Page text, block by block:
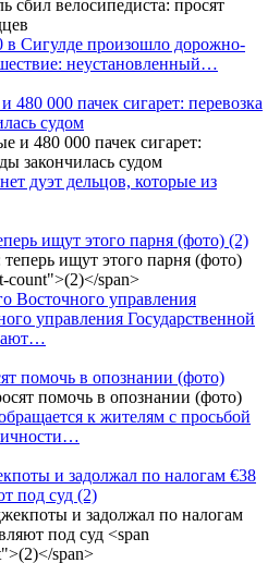
в Сигулде произошло дорожно-
неустановленный…
000 пачек сигарет: перевозка
судом
дуэт дельцов, которые из
ищут этого парня (фото) (2)
Восточного управления
управления Государственной
помочь в опознании (фото)
к жителям с просьбой
и задолжал по налогам €38
под суд (2)